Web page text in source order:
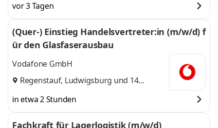
vor 3 Tagen
(Quer-) Einstieg Handelsvertreter:in (m/w/d) f
ür den Glasfaserausbau
Vodafone GmbH
Regenstauf, Ludwigsburg und 14
in etwa 2 Stunden
Fachkraft für Lagerlogistik (m/w/d)